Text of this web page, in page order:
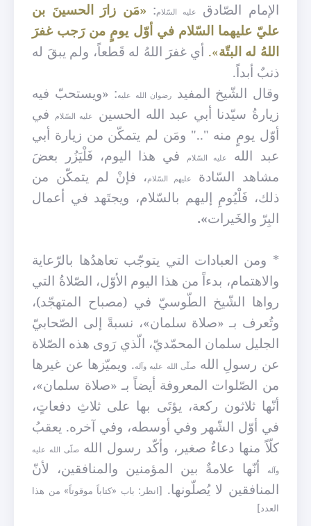
الإمام الصّادق
عليه السّلام: «مَن زارَ الحسينَ بن
عليّ عليهما السّلام في أوّل يومٍ من رَجب غفرَ
اللهُ له البتّة». أي غفرَ اللهُ له قَطعاً، ولم يبقَ له
ذنبٌ أبداً.
وقال الشّيخ المفيد
رضوان الله عليه: «ويستحبّ فيه
زيارةُ سيّدنا أبي عبد الله الحسين
عليه السّلام
في
أوّل يومٍ منه ".." ومَن لم يتمكّن من زيارة أبي
عبد الله
عليه السّلام
في هذا اليوم، فَلْيَزُر بعضَ
مشاهد السّادة
عليهم السّلام، فإنْ لم يتمكّن من
ذلك، فَلْيُومِ إليهم بالسّلام، ويجتَهد في أعمال
البِرّ والخَيرات».
* ومن العبادات التي يتوجّب تعاهدُها بالرّعاية
والاهتمام، بدءاً من هذا اليوم الأوّل، الصّلاةُ التي
رواها الشّيخ الطّوسيّ في (مصباح المتهجّد)،
وتُعرف بـ «صلاة سلمان»، نسبةً إلى الصّحابيّ
الجليل سلمان المحمّديّ، الّذي رَوى هذه الصّلاة
عن رسولِ اللهصلّى الله عليه وآله. ويميّزها عن غيرها
من الصّلوات المعروفة أيضاً بـ «صلاة سلمان»،
أنّها ثلاثون ركعة، يؤتَى بها على ثلاثِ دفعاتٍ،
في أوّل الشّهر وفي أوسطه، وفي آخره. يعقبُ
كلّاً منها دعاءٌ صغير، وأكّد رسول اللهصلّى الله عليه
وآله
أنّها علامةٌ بين المؤمنين والمنافقين، لأنّ
المنافقين لا يُصلّونها. [انظر: باب «كتاباً موقوتاً» من هذا
العدد]